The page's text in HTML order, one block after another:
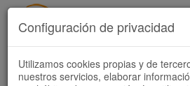
Accedeix Registra't ara
Configuración de privacidad
Utilizamos cookies propias y de
nuestros servicios, elaborar